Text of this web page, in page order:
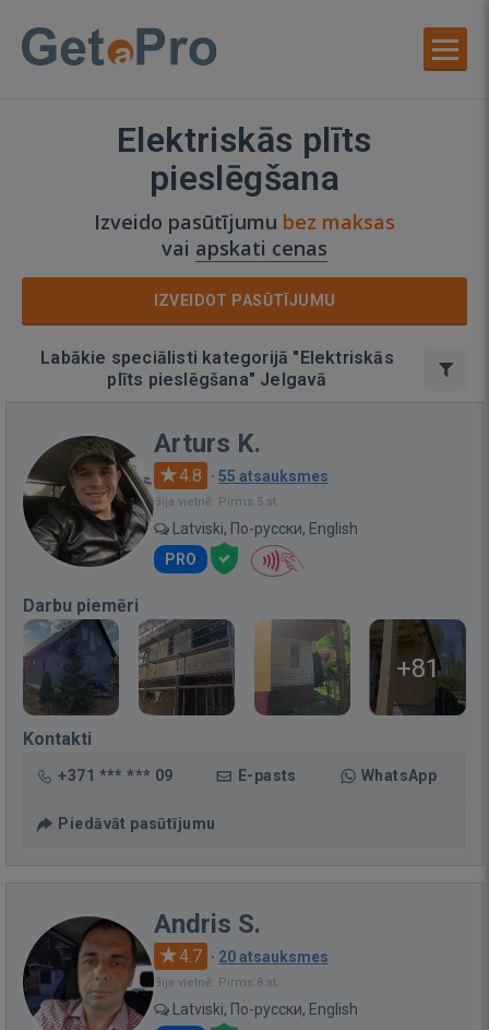
Elektriskās plīts
pieslēgšana
Izveido pasūtījumu bez maksas
vai apskati cenas
IZVEIDOT PASŪTĪJUMU
Labākie speciālisti kategorijā "Elektriskās
plīts pieslēgšana" Jelgavā
Arturs K.
4.8 · 55 atsauksmes
Bija vietnē: Pirms 5 st.
Latviski, По-русски, English
PRO
Darbu piemēri
+81
Kontakti
+371 *** *** 09 E-pasts WhatsApp
Piedāvāt pasūtījumu
Andris S.
4.7 · 20 atsauksmes
Bija vietnē: Pirms 8 st.
Latviski, По-русски, English